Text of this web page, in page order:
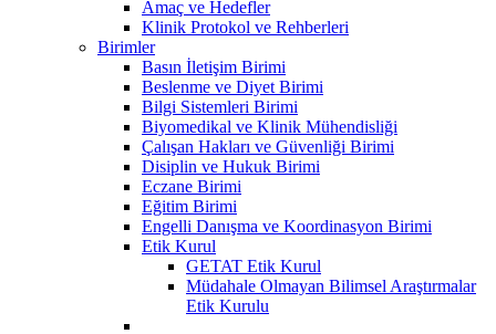
Amaç ve Hedefler
Klinik Protokol ve Rehberleri
Birimler
Basın İletişim Birimi
Beslenme ve Diyet Birimi
Bilgi Sistemleri Birimi
Biyomedikal ve Klinik Mühendisliği
Çalışan Hakları ve Güvenliği Birimi
Disiplin ve Hukuk Birimi
Eczane Birimi
Eğitim Birimi
Engelli Danışma ve Koordinasyon Birimi
Etik Kurul
GETAT Etik Kurul
Müdahale Olmayan Bilimsel Araştırmalar
Etik Kurulu